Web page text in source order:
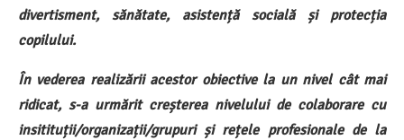
divertisment, sănătate, asistență socială și protecția
copilului.
În vederea realizării acestor obiective la un nivel cât mai
ridicat, s-a urmărit creșterea nivelului de colaborare cu
insitituții/organizații/grupuri și rețele profesionale de la